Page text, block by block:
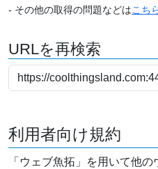
- その他の取得の問題などはこち
URLを再検索
利用者向け規約
「ウェブ魚拓」を用いて他